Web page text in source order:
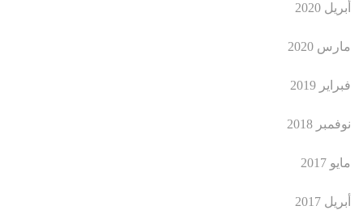
أبريل 2020
مارس 2020
فبراير 2019
نوفمبر 2018
مايو 2017
أبريل 2017